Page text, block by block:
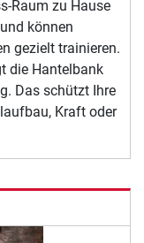
Raum zu Hause
können
gezielt trainieren.
die Hantelbank
Das schützt Ihre
Kraft oder